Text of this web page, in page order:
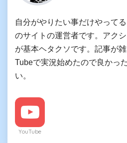
自分がやりたい事だけやって
のサイトの運営者です。アク
が基本ヘタクソです。記事が
Tubeで実況始めたので良かっ
い。
YouTube